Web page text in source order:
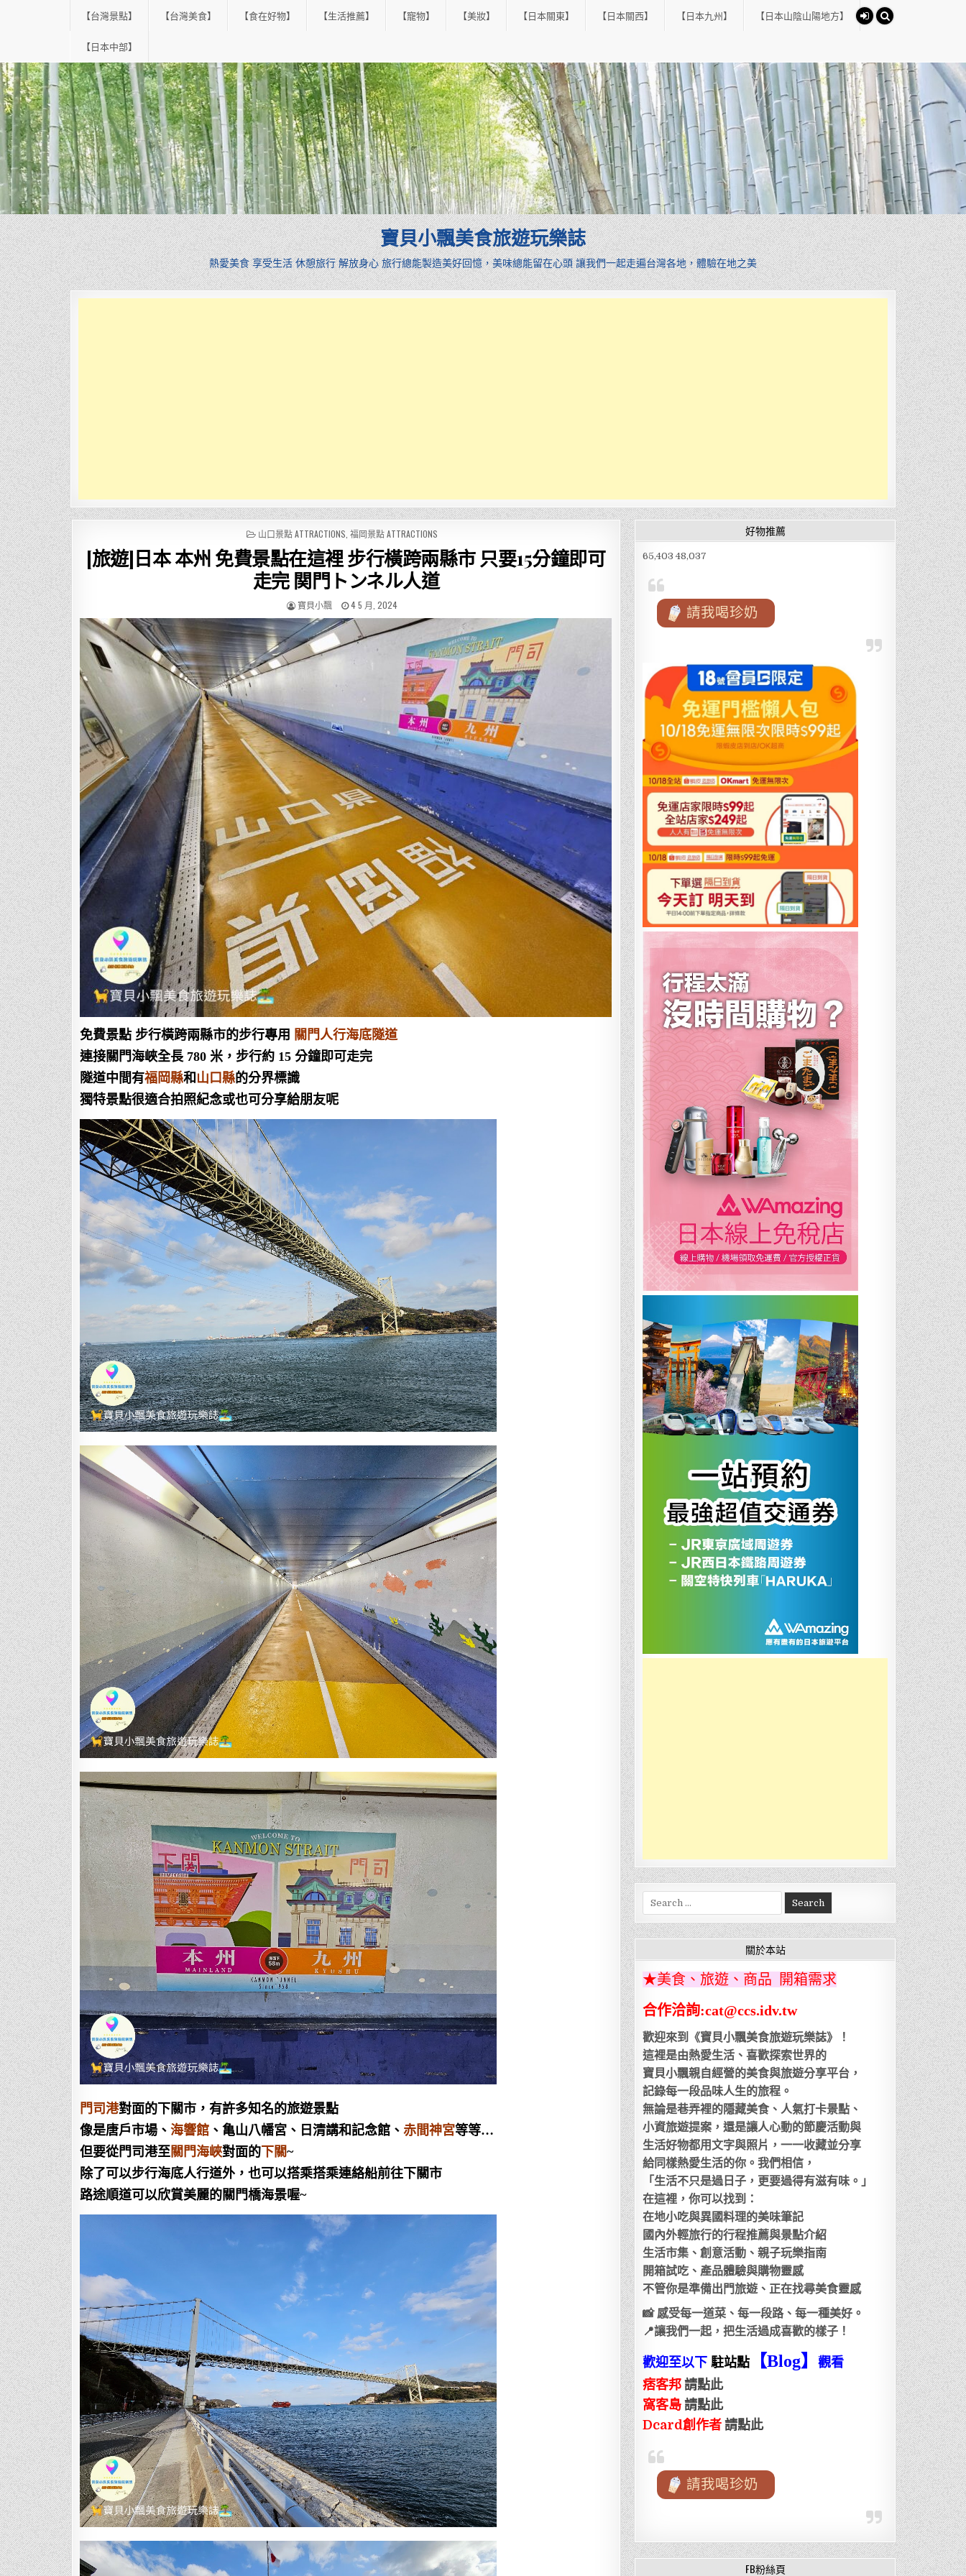
【台灣景點】 【台灣美食】 【食在好物】 【生活推薦】 【寵物】 【美妝】 【日本關東】 【日本關西】 【日本九州】 【日本山陰山陽地方】
【日本中部】
寶貝小飄美食旅遊玩樂誌
熱愛美食 享受生活 休憩旅行 解放身心 旅行總能製造美好回憶，美味總能留在心頭 讓我們一起走遍台灣各地，體驗在地之美
POSTED
山口景點 ATTRACTIONS ,福岡景點 ATTRACTIONS
[旅遊]日本 本州 免費景點在這裡 步行橫跨兩縣市 只要15分鐘即可
走完 関門トンネル人道
AUTHOR:
寶貝小飄
PUBLISHED
DATE:
4 5 月, 2024
免費景點 步行橫跨兩縣市的步行專用 關門人行海底隧道
連接關門海峽全長 780 米，步行約 15 分鐘即可走完
隧道中間有福岡縣和 山口縣的分界標識
獨特景點很適合拍照紀念或也可分享給朋友呢
門司港對面的下關市，有許多知名的旅遊景點
像是唐戶市場、 海響館、亀山八幡宮、日清講和記念館、 赤間神宮等等…
但要從門司港至 關門海峽對面的下關~
除了可以步行海底人行道外，也可以搭乘搭乘連絡船前往下關市
路途順道可以欣賞美麗的關門橋海景喔~
好物推薦
65,403 48,037
請我喝珍奶
Search
for:
關於本站
★美食、旅遊、商品 開箱需求
合作洽詢:cat@ccs.idv.tw
歡迎來到《寶貝小飄美食旅遊玩樂誌》！
這裡是由熱愛生活、喜歡探索世界的
寶貝小飄親自經營的美食與旅遊分享平台，
記錄每一段品味人生的旅程。
無論是巷弄裡的隱藏美食、人氣打卡景點、
小資旅遊提案，還是讓人心動的節慶活動與
生活好物都用文字與照片，一一收藏並分享
給同樣熱愛生活的你。我們相信，
「生活不只是過日子，更要過得有滋有味。」
在這裡，你可以找到：
在地小吃與異國料理的美味筆記
國內外輕旅行的行程推薦與景點介紹
生活市集、創意活動、親子玩樂指南
開箱試吃、產品體驗與購物靈感
不管你是準備出門旅遊、正在找尋美食靈感
📸 感受每一道菜、每一段路、每一種美好。
📍讓我們一起，把生活過成喜歡的樣子！
歡迎至以下 駐站點 【Blog】觀看
痞客邦 請點此
窩客島請點此
Dcard創作者 請點此
請我喝珍奶
FB粉絲頁